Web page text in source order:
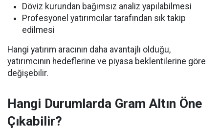
Döviz kurundan bağımsız analiz yapılabilmesi
Profesyonel yatırımcılar tarafından sık takip
edilmesi
Hangi yatırım aracının daha avantajlı olduğu,
yatırımcının hedeflerine ve piyasa beklentilerine göre
değişebilir.
Hangi Durumlarda Gram Altın Öne
Çıkabilir?